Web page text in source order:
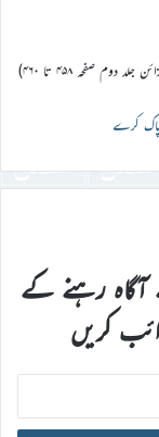
دوم صفحہ ۴۵۸ تا ۴۶۰)
پاک کرے
آگاہ رہنے کے
کریں